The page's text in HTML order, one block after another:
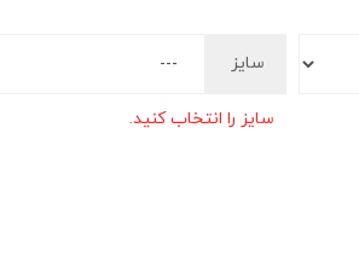
سایز
سایز را انتخاب کنید.